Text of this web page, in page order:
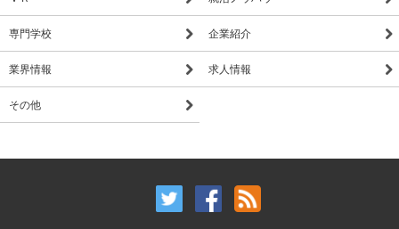
専門学校 企業紹介
業界情報 求人情報
その他